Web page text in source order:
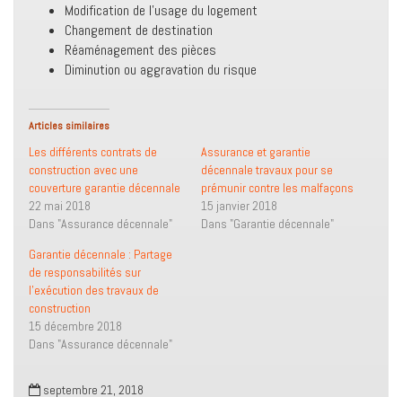
Modification de l’usage du logement
Changement de destination
Réaménagement des pièces
Diminution ou aggravation du risque
Articles similaires
Les différents contrats de
construction avec une
couverture garantie décennale
22 mai 2018
Dans "Assurance décennale"
Assurance et garantie
décennale travaux pour se
prémunir contre les malfaçons
15 janvier 2018
Dans "Garantie décennale"
Garantie décennale : Partage
de responsabilités sur
l’exécution des travaux de
construction
15 décembre 2018
Dans "Assurance décennale"
septembre 21, 2018